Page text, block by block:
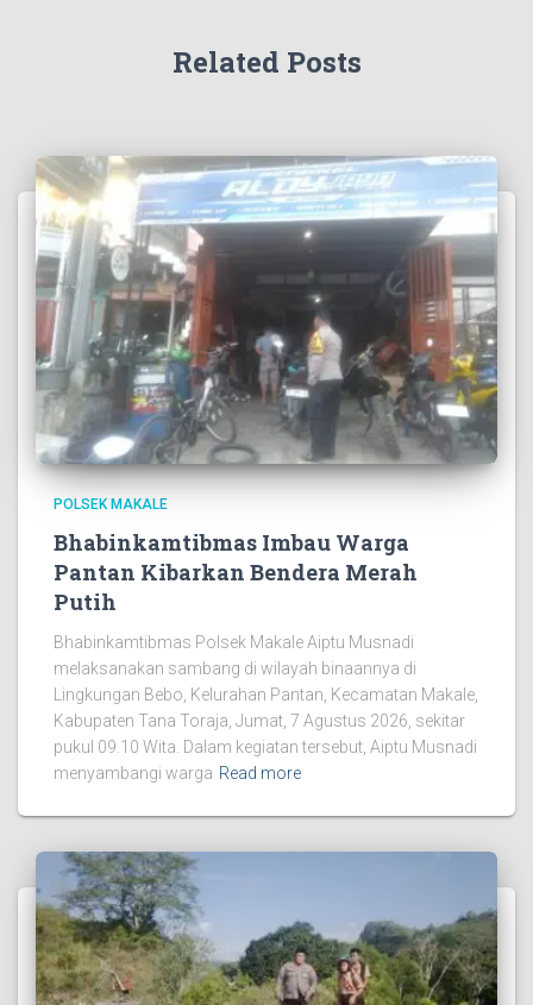
Related Posts
POLSEK MAKALE
Bhabinkamtibmas Imbau Warga
Pantan Kibarkan Bendera Merah
Putih
Bhabinkamtibmas Polsek Makale Aiptu Musnadi
melaksanakan sambang di wilayah binaannya di
Lingkungan Bebo, Kelurahan Pantan, Kecamatan Makale,
Kabupaten Tana Toraja, Jumat, 7 Agustus 2026, sekitar
pukul 09.10 Wita. Dalam kegiatan tersebut, Aiptu Musnadi
menyambangi warga Read more